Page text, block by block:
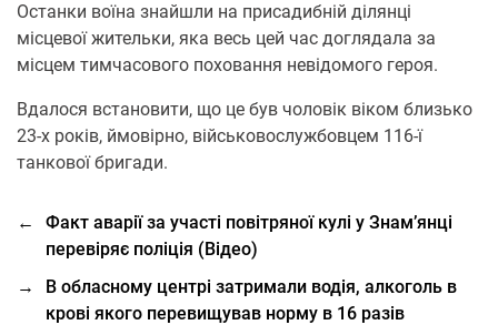
Останки воїна знайшли на присадибній ділянці
місцевої жительки, яка весь цей час доглядала за
місцем тимчасового поховання невідомого героя.
Вдалося встановити, що це був чоловік віком близько
23-х років, ймовірно, військовослужбовцем 116-ї
танкової бригади.
←
Факт аварії за участі повітряної кулі у Знам’янці
перевіряє поліція (Відео)
→
В обласному центрі затримали водія, алкоголь в
крові якого перевищував норму в 16 разів